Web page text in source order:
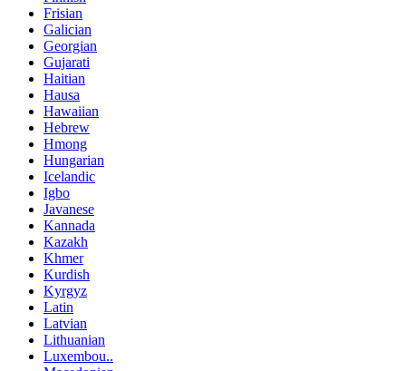
Frisian
Galician
Georgian
Gujarati
Haitian
Hausa
Hawaiian
Hebrew
Hmong
Hungarian
Icelandic
Igbo
Javanese
Kannada
Kazakh
Khmer
Kurdish
Kyrgyz
Latin
Latvian
Lithuanian
Luxembou..